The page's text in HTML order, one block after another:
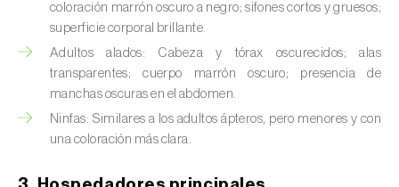
Barrenador del té (Euwallacea fornicatus, E.
fornicatior, E. perbrevis e E. kuroshio
Barrenador del tomate (Neoleucinodes
elegantalis)
Barrenillo del almendro (
Barrenillo del olmo ( Scolytus multistriatus
coloración marrón oscuro a negro; sifones cortos y gruesos;
superficie corporal brillante.
Adultos alados: Cabeza y tórax oscurecidos; alas
transparentes; cuerpo marrón oscuro; presencia de
manchas oscuras en el abdomen.
Ninfas: Similares a los adultos ápteros, pero menores y con
una coloración más clara.